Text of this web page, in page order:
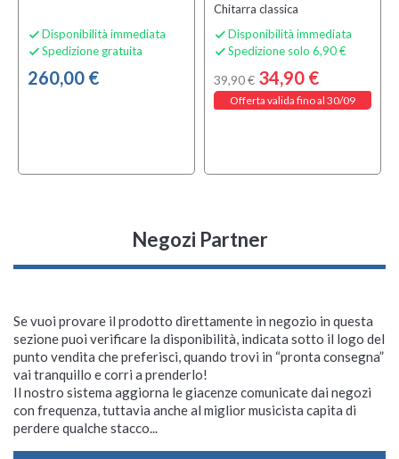
 Disponibilità immediata
 Spedizione gratuita
260,00 €
Chitarra classica
 Disponibilità immediata
 Spedizione solo 6,90 €
39,90 € 34,90 €
Offerta valida fino al 30/09
Negozi Partner
Se vuoi provare il prodotto direttamente in negozio in questa
sezione puoi verificare la disponibilità, indicata sotto il logo del
punto vendita che preferisci, quando trovi in “pronta consegna”
vai tranquillo e corri a prenderlo!
Il nostro sistema aggiorna le giacenze comunicate dai negozi
con frequenza, tuttavia anche al miglior musicista capita di
perdere qualche stacco...